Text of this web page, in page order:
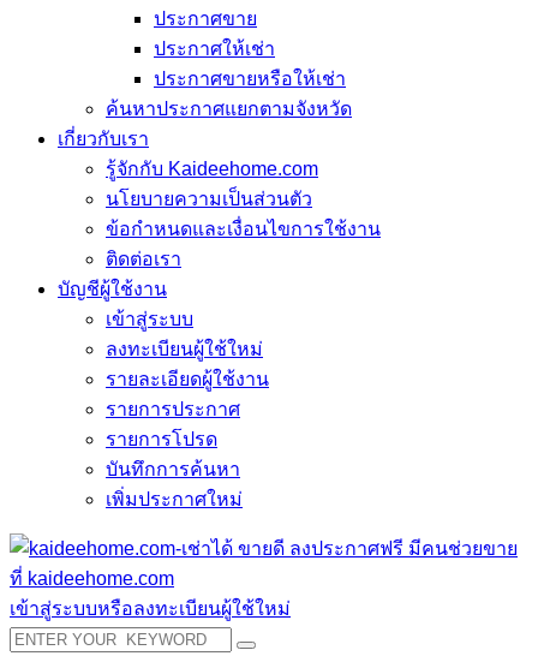
ประกาศขาย
ประกาศให้เช่า
ประกาศขายหรือให้เช่า
ค้นหาประกาศแยกตามจังหวัด
เกี่ยวกับเรา
รู้จักกับ Kaideehome.com
นโยบายความเป็นส่วนตัว
ข้อกำหนดและเงื่อนไขการใช้งาน
ติดต่อเรา
บัญชีผู้ใช้งาน
เข้าสู่ระบบ
ลงทะเบียนผู้ใช้ใหม่
รายละเอียดผู้ใช้งาน
รายการประกาศ
รายการโปรด
บันทึกการค้นหา
เพิ่มประกาศใหม่
เข้าสู่ระบบหรือลงทะเบียนผู้ใช้ใหม่